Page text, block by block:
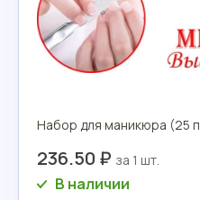
Набор для маникюра (25
236.50 ₽
В наличии